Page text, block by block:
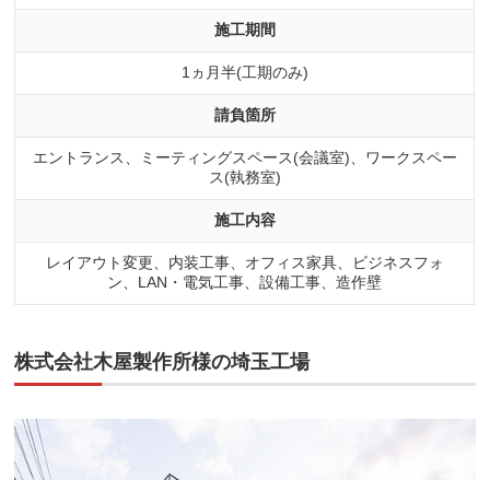
施工期間
1ヵ月半(工期のみ)
請負箇所
エントランス、ミーティングスペース(会議室)、ワークスペー
ス(執務室)
施工内容
レイアウト変更、内装工事、オフィス家具、ビジネスフォ
ン、LAN・電気工事、設備工事、造作壁
株式会社木屋製作所様の埼玉工場